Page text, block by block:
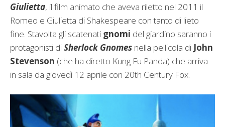
Giulietta, il film animato che aveva riletto nel 2011 il
Romeo e Giulietta di Shakespeare con tanto di lieto
fine. Stavolta gli scatenati gnomi del giardino saranno i
protagonisti diSherlock Gnomes nella pellicola di John
Stevenson (che ha diretto Kung Fu Panda) che arriva
in sala da giovedì 12 aprile con 20th Century Fox.